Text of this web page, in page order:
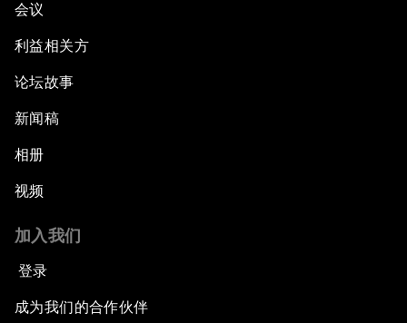
会议
利益相关方
论坛故事
新闻稿
相册
视频
加入我们
登录
成为我们的合作伙伴